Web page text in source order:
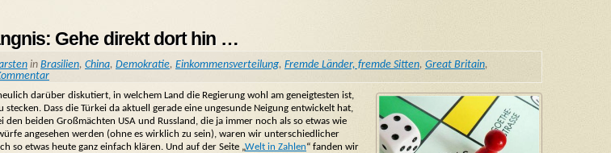
Gehe direkt dort hin …
in Brasilien, China, Demokratie, Einkommensverteilung, Fremde Länder, fremde Sitten, Great Britain,
darüber diskutiert, in welchem Land die Regierung wohl am geneigtesten ist,
stecken. Dass die Türkei da aktuell gerade eine ungesunde Neigung entwickelt hat,
den beiden Großmächten USA und Russland, die ja immer noch als so etwas wie
angesehen werden (ohne es wirklich zu sein), waren wir unterschiedlicher
so etwas heute ganz einfach klären. Und auf der Seite „Welt in Zahlen“ fanden wir